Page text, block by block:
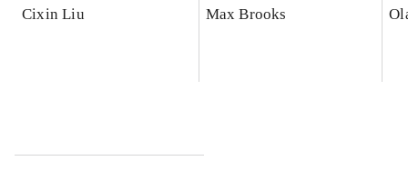
Cixin Liu
Max Brooks